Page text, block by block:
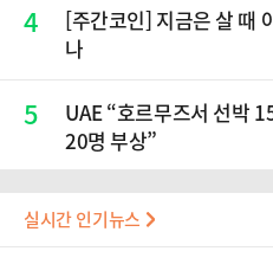
4
[주간코인] 지금은 살 때
나
5
UAE “호르무즈서 선박
20명 부상”
실시간 인기뉴스